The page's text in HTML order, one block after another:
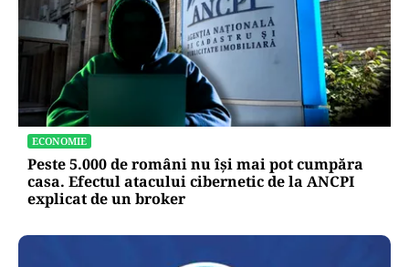
ECONOMIE
Peste 5.000 de români nu își mai pot cumpăra
casa. Efectul atacului cibernetic de la ANCPI
explicat de un broker